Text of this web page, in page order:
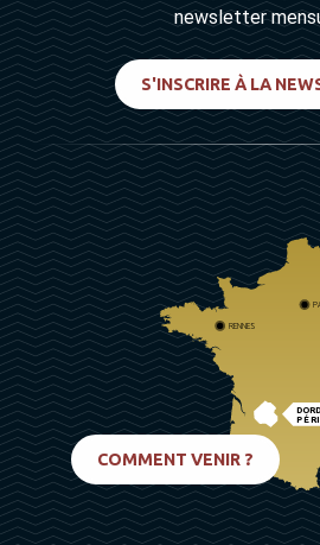
newsletter
S'INSCRIRE À LA
RENNES
COMMENT VENIR ?